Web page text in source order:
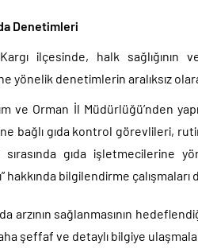
Denetimleri
ilçesinde, halk sağlığının
yönelik denetimlerin aralıksız
ve Orman İl Müdürlüğü’nden
bağlı gıda kontrol görevlileri,
sırasında gıda işletmecilerine
hakkında bilgilendirme
arzının sağlanmasının
şeffaf ve detaylı bilgiye